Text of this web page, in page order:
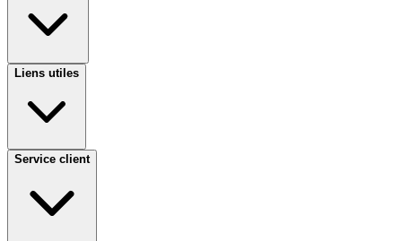
Liens utiles
Service client